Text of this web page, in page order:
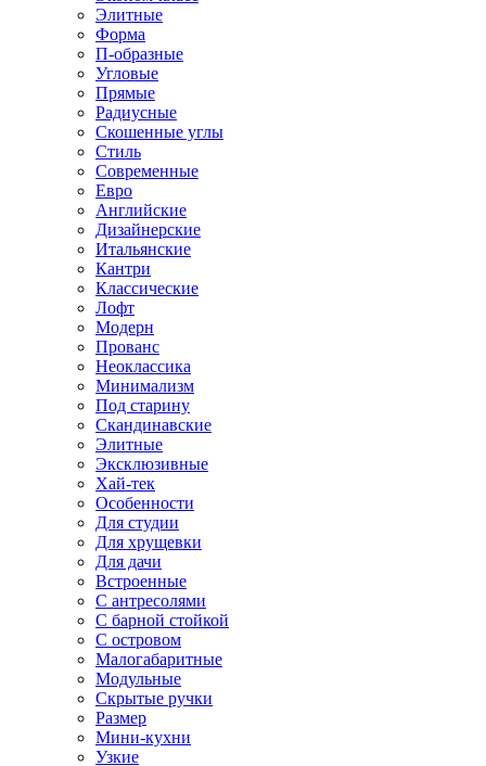
Элитные
Форма
П-образные
Угловые
Прямые
Радиусные
Скошенные углы
Стиль
Современные
Евро
Английские
Дизайнерские
Итальянские
Кантри
Классические
Лофт
Модерн
Прованс
Неоклассика
Минимализм
Под старину
Скандинавские
Элитные
Эксклюзивные
Хай-тек
Особенности
Для студии
Для хрущевки
Для дачи
Встроенные
С антресолями
С барной стойкой
С островом
Малогабаритные
Модульные
Скрытые ручки
Размер
Мини-кухни
Узкие